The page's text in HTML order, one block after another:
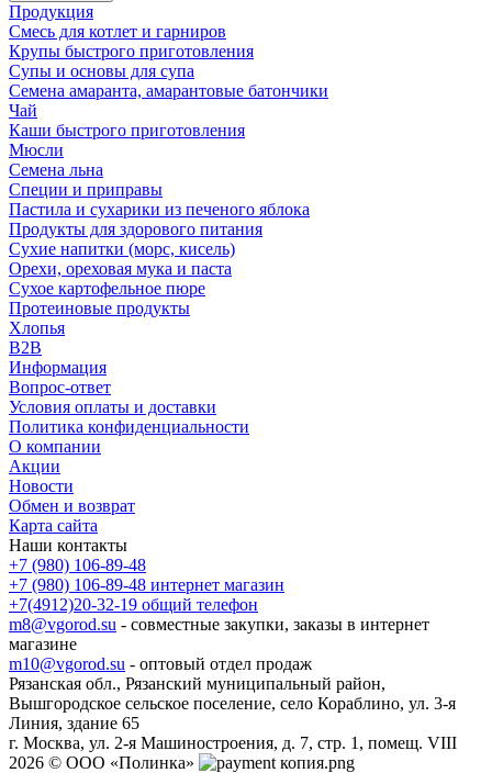
Продукция
Смесь для котлет и гарниров
Крупы быстрого приготовления
Супы и основы для супа
Семена амаранта, амарантовые батончики
Чай
Каши быстрого приготовления
Мюсли
Семена льна
Специи и приправы
Пастила и сухарики из печеного яблока
Продукты для здорового питания
Сухие напитки (морс, кисель)
Орехи, ореховая мука и паста
Сухое картофельное пюре
Протеиновые продукты
Хлопья
B2B
Информация
Вопрос-ответ
Условия оплаты и доставки
Политика конфиденциальности
О компании
Акции
Новости
Обмен и возврат
Карта сайта
Наши контакты
+7 (980) 106-89-48
+7 (980) 106-89-48 интернет магазин
+7(4912)20-32-19 общий телефон
m8@vgorod.su - совместные закупки, заказы в интернет
магазине
m10@vgorod.su - оптовый отдел продаж
Рязанская обл., Рязанский муниципальный район,
Вышгородское сельское поселение, село Кораблино, ул. 3-я
Линия, здание 65
г. Москва, ул. 2-я Машиностроения, д. 7, стр. 1, помещ. VIII
2026 © ООО «Полинка»